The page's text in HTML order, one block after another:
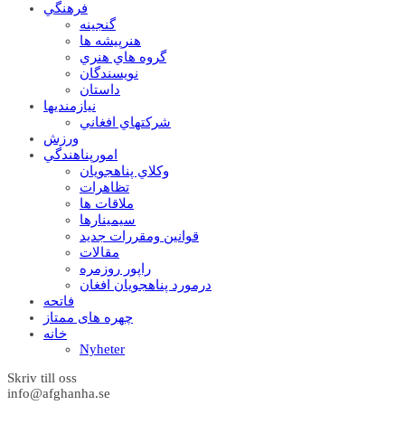
فرهنگي
گنجينه
هنرپيشه ها
گروه هاي هنري
نويسندگان
داستان
نيازمنديها
شرکتهاي افغاني
ورزش
امورپناهندگي
وکلاي پناهجويان
تظاهرات
ملاقات ها
سيمينارها
قوانين ومقررات جديد
مقالات
راپور روزمره
درمورد پناهجويان افغان
فاتحه
چهره های ممتاز
خانه
Nyheter
Skriv till oss
info@afghanha.se